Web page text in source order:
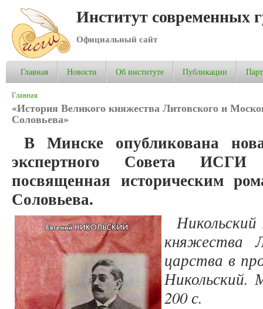
Институт современных
Официальный сайт
Главная Новости Об институте Публикации
Вы здесь
Главная
«История Великого княжества Литовского и
Соловьева»
В Минске опубликована
экспертного Совета ИСГИ
посвященная историческим
Соловьева.
княжества
царства в
Никольский.
200 с.